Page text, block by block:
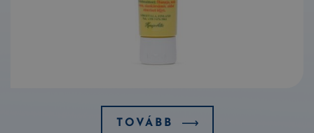
TOVÁBB